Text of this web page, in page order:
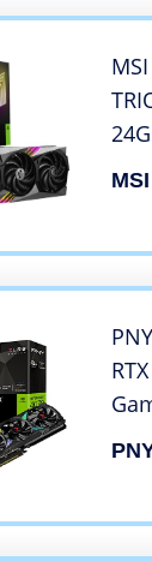
MSI
Fan